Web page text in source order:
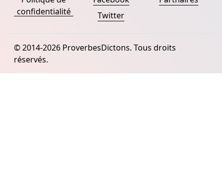
confidentialité
Twitter
© 2014-2026 ProverbesDictons. Tous droits
réservés.